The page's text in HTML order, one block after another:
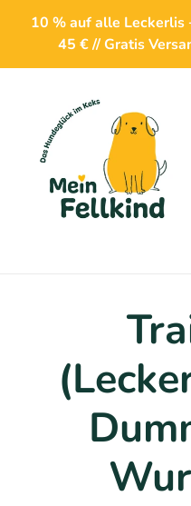
Direkt
Inhalt
10 % auf alle Leckerlis
45 € // Gratis
K
a
t
e